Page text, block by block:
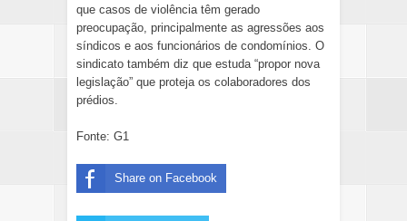
que casos de violência têm gerado
preocupação, principalmente as agressões aos
síndicos e aos funcionários de condomínios. O
sindicato também diz que estuda “propor nova
legislação” que proteja os colaboradores dos
prédios.
Fonte: G1
Share on Facebook